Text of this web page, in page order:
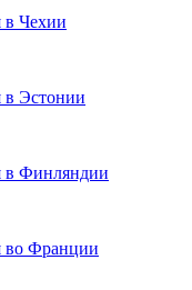
в Чехии
в Эстонии
в Финляндии
во Франции